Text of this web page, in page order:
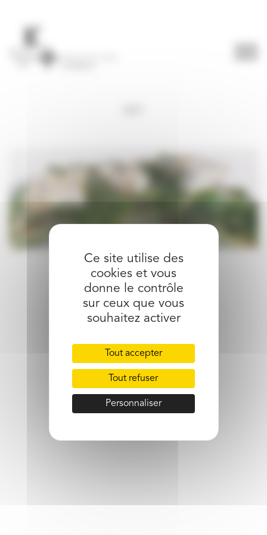
partager l’article
Ce site utilise des
cookies et vous
donne le contrôle
sur ceux que vous
souhaitez activer
Tout accepter
Tout refuser
Personnaliser